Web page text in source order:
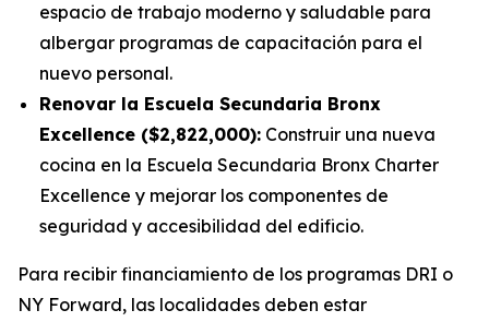
espacio de trabajo moderno y saludable para
albergar programas de capacitación para el
nuevo personal.
Renovar la Escuela Secundaria Bronx
Excellence ($2,822,000): Construir una nueva
cocina en la Escuela Secundaria Bronx Charter
Excellence y mejorar los componentes de
seguridad y accesibilidad del edificio.
Para recibir financiamiento de los programas DRI o
NY Forward, las localidades deben estar